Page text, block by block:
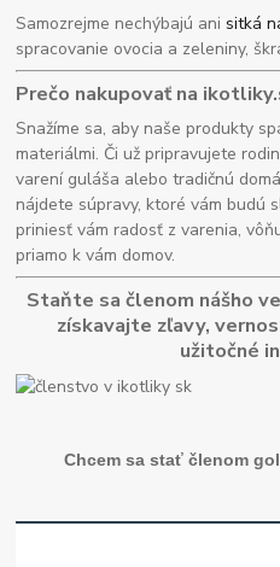
Samozrejme nechýbajú anisitká
spracovanie ovocia a zeleniny,
Prečo nakupovať na
Snažíme sa, aby naše produkty
materiálmi. Či už pripravujete
varení guláša alebo tradičnú
nájdete súpravy, ktoré vám budú
priniesť vám radosť z varenia,
priamo k vám domov.
Staňte sa členom nášho
získavajte zľavy,
užitočné
Chcem sa stať členom